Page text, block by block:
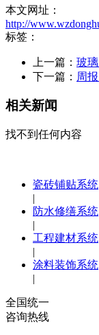
本文网址：
http://
标签：
上一篇： 玻
下一篇： 周
相关新闻
找不到任何内容
瓷砖铺贴系统
|
防水修缮系统
|
工程建材系统
|
涂料装饰系统
|
全国统一
咨询热线